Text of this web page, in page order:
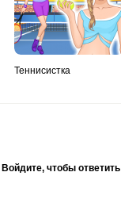
Теннисистка
Войдите, чтобы ответить